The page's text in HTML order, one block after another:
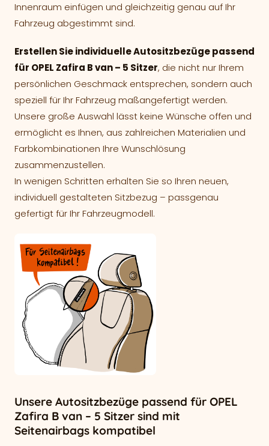
Innenraum einfügen und gleichzeitig genau auf Ihr
Fahrzeug abgestimmt sind.
Erstellen Sie individuelle Autositzbezüge passend
für OPEL Zafira B van – 5 Sitzer, die nicht nur Ihrem
persönlichen Geschmack entsprechen, sondern auch
speziell für Ihr Fahrzeug maßangefertigt werden.
Unsere große Auswahl lässt keine Wünsche offen und
ermöglicht es Ihnen, aus zahlreichen Materialien und
Farbkombinationen Ihre Wunschlösung
zusammenzustellen.
In wenigen Schritten erhalten Sie so Ihren neuen,
individuell gestalteten Sitzbezug – passgenau
gefertigt für Ihr Fahrzeugmodell.
Unsere Autositzbezüge passend für OPEL
Zafira B van – 5 Sitzer sind mit
Seitenairbags kompatibel